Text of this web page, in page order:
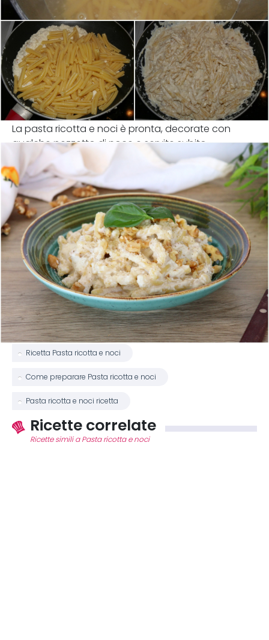
La pasta ricotta e noci è pronta, decorate con
qualche pezzetto di noce e servite subito.
Ricetta Pasta ricotta e noci
Come preparare Pasta ricotta e noci
Pasta ricotta e noci ricetta
Ricette correlate
Ricette simili a Pasta ricotta e noci